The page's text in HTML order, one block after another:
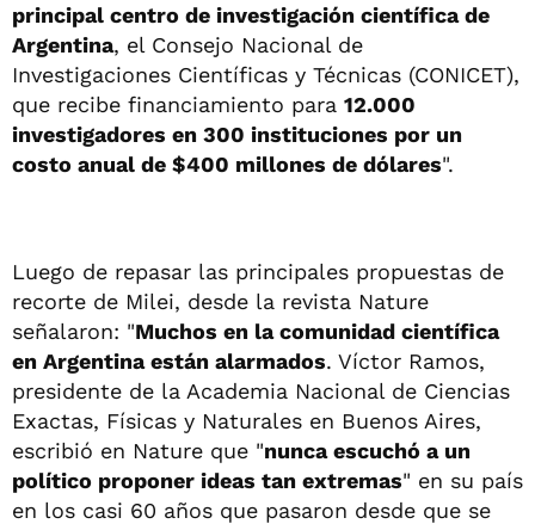
principal centro de investigación científica de
Argentina, el Consejo Nacional de
Investigaciones Científicas y Técnicas (CONICET),
que recibe financiamiento para 12.000
investigadores en 300 instituciones por un
costo anual de $400 millones de dólares".
Luego de repasar las principales propuestas de
recorte de Milei, desde la revista Nature
señalaron: "Muchos en la comunidad científica
en Argentina están alarmados. Víctor Ramos,
presidente de la Academia Nacional de Ciencias
Exactas, Físicas y Naturales en Buenos Aires,
escribió en Nature que "nunca escuchó a un
político proponer ideas tan extremas" en su país
en los casi 60 años que pasaron desde que se